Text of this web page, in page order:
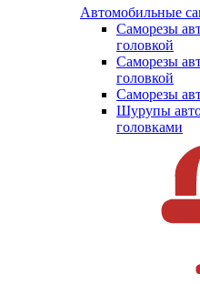
Автомобильные
Саморезы
головкой
Саморезы
головкой
Саморезы
Шурупы
головками